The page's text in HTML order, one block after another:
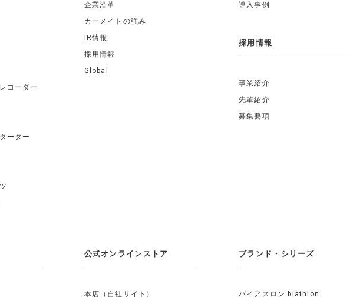
コーダー
ーター
企業沿革
カーメイトの強み
IR情報
採用情報
Global
導入事例
採用情報
事業紹介
先輩紹介
募集要項
公式オンラインストア
本店（自社サイト）
ブランド・シリーズ
バイアスロン biathlon